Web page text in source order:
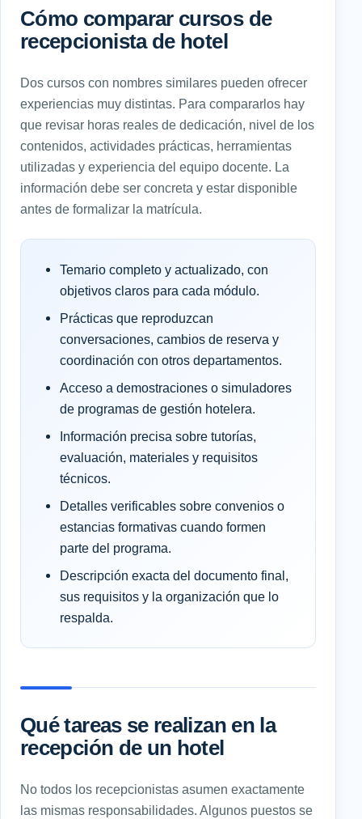
Cómo comparar cursos de
recepcionista de hotel
Dos cursos con nombres similares pueden ofrecer
experiencias muy distintas. Para compararlos hay
que revisar horas reales de dedicación, nivel de los
contenidos, actividades prácticas, herramientas
utilizadas y experiencia del equipo docente. La
información debe ser concreta y estar disponible
antes de formalizar la matrícula.
Temario completo y actualizado, con
objetivos claros para cada módulo.
Prácticas que reproduzcan
conversaciones, cambios de reserva y
coordinación con otros departamentos.
Acceso a demostraciones o simuladores
de programas de gestión hotelera.
Información precisa sobre tutorías,
evaluación, materiales y requisitos
técnicos.
Detalles verificables sobre convenios o
estancias formativas cuando formen
parte del programa.
Descripción exacta del documento final,
sus requisitos y la organización que lo
respalda.
Qué tareas se realizan en la
recepción de un hotel
No todos los recepcionistas asumen exactamente
las mismas responsabilidades. Algunos puestos se